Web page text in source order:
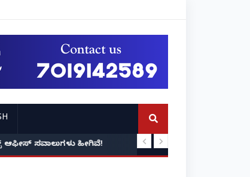
ಆಫೀಸ್ ಸವಾಲುಗಳು ಹೀಗಿವೆ!